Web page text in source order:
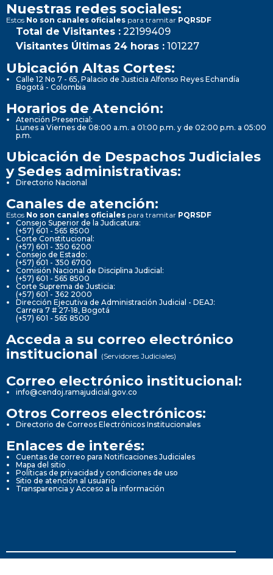
Nuestras redes sociales:
Estos No son canales oficiales para tramitar PQRSDF
Total de Visitantes : 22199409
Visitantes Últimas 24 horas : 101227
Ubicación Altas Cortes:
Calle 12 No 7 - 65, Palacio de Justicia Alfonso Reyes Echandía
Bogotá - Colombia
Horarios de Atención:
Atención Presencial:
Lunes a Viernes de 08:00 a.m. a 01:00 p.m. y de 02:00 p.m. a 05:00
p.m.
Ubicación de Despachos Judiciales
y Sedes administrativas:
Directorio Nacional
Canales de atención:
Estos No son canales oficiales para tramitar PQRSDF
Consejo Superior de la Judicatura:
(+57) 601 - 565 8500
Corte Constitucional:
(+57) 601 - 350 6200
Consejo de Estado:
(+57) 601 - 350 6700
Comisión Nacional de Disciplina Judicial:
(+57) 601 - 565 8500
Corte Suprema de Justicia:
(+57) 601 - 362 2000
Dirección Ejecutiva de Administración Judicial - DEAJ:
Carrera 7 # 27-18, Bogotá
(+57) 601 - 565 8500
Acceda a su correo electrónico
institucional (Servidores Judiciales)
Correo electrónico institucional:
info@cendoj.ramajudicial.gov.co
Otros Correos electrónicos:
Directorio de Correos Electrónicos Institucionales
Enlaces de interés:
Cuentas de correo para Notificaciones Judiciales
Mapa del sitio
Políticas de privacidad y condiciones de uso
Sitio de atención al usuario
Transparencia y Acceso a la información